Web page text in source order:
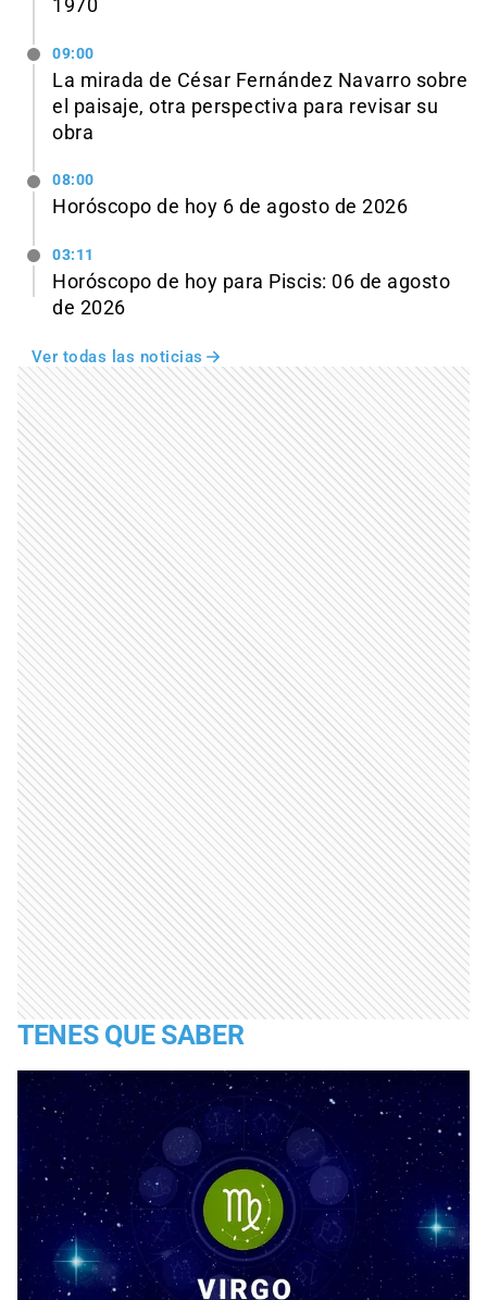
1970
09:00
La mirada de César Fernández Navarro sobre
el paisaje, otra perspectiva para revisar su
obra
08:00
Horóscopo de hoy 6 de agosto de 2026
03:11
Horóscopo de hoy para Piscis: 06 de agosto
de 2026
Ver todas las noticias
TENES QUE SABER